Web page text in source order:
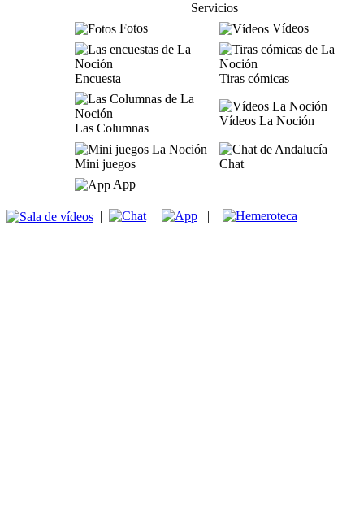
Servicios
Fotos
Vídeos
Encuesta Tiras cómicas
Las Columnas
Vídeos La Noción
Mini juegos
Chat
App
| | |